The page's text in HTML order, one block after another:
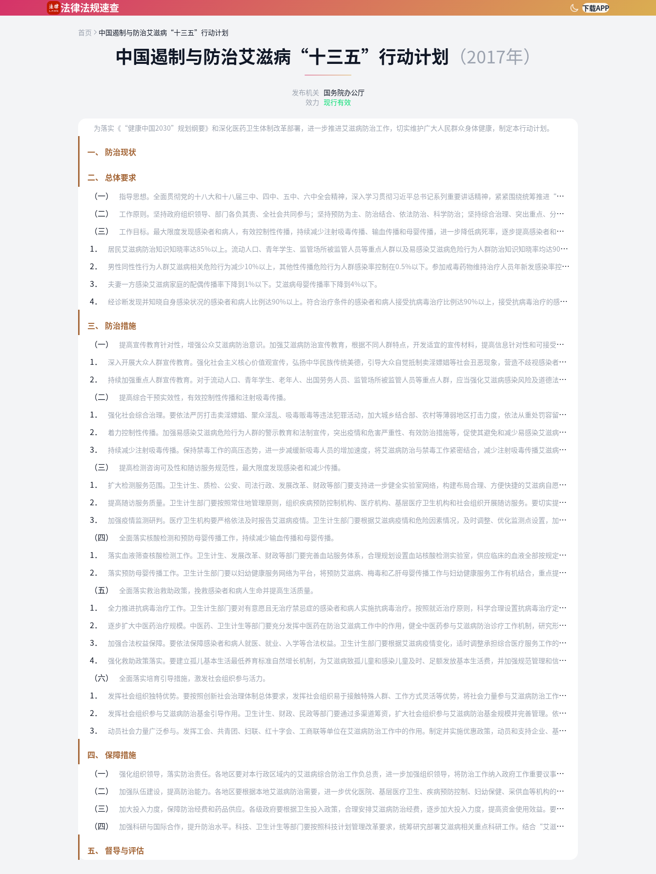
法律法规速查 下载APP
首页 中国遏制与防治艾滋病“十三五”行动计划
中国遏制与防治艾滋病“十三五”行动计划 （2017年）
发布机关 国务院办公厅
效力 现行有效
为落实《“健康中国2030”规划纲要》和深化医药卫生体制改革部署，进一步推进艾滋病防治工作，切实维护广大人民群众身体健康，制定本行动计划。
一、 防治现状
二、 总体要求
（一）
指导思想。全面贯彻党的十八大和十八届三中、四中、五中、六中全会精神，深入学习贯彻习近平总书记系列重要讲话精神，紧紧围绕统筹推进“五位一体”总体布局和协调推进“四…
（二） 工作原则。坚持政府组织领导、部门各负其责、全社会共同参与；坚持预防为主、防治结合、依法防治、科学防治；坚持综合治理、突出重点、分类指导。
（三） 工作目标。最大限度发现感染者和病人，有效控制性传播，持续减少注射吸毒传播、输血传播和母婴传播，进一步降低病死率，逐步提高感染者和病人生存质量，不断减少社会歧视，…
1． 居民艾滋病防治知识知晓率达85%以上。流动人口、青年学生、监管场所被监管人员等重点人群以及易感染艾滋病危险行为人群防治知识知晓率均达90%以上。
2． 男性同性性行为人群艾滋病相关危险行为减少10%以上，其他性传播危险行为人群感染率控制在0.5%以下。参加戒毒药物维持治疗人员年新发感染率控制在0.3%以下。
3． 夫妻一方感染艾滋病家庭的配偶传播率下降到1%以下。艾滋病母婴传播率下降到4%以下。
4． 经诊断发现并知晓自身感染状况的感染者和病人比例达90%以上。符合治疗条件的感染者和病人接受抗病毒治疗比例达90%以上，接受抗病毒治疗的感染者和病人治疗成功率达9…
三、 防治措施
（一）
提高宣传教育针对性，增强公众艾滋病防治意识。加强艾滋病防治宣传教育，根据不同人群特点，开发适宜的宣传材料，提高信息针对性和可接受性。充分发挥社会公众人物影响和互…
1． 深入开展大众人群宣传教育。强化社会主义核心价值观宣传，弘扬中华民族传统美德，引导大众自觉抵制卖淫嫖娼等社会丑恶现象，营造不歧视感染者和病人的社会氛围。宣传、网信…
2． 持续加强重点人群宣传教育。对于流动人口、青年学生、老年人、出国劳务人员、监管场所被监管人员等重点人群，应当强化艾滋病感染风险及道德法治教育，提高自我防护能力，避…
（二） 提高综合干预实效性，有效控制性传播和注射吸毒传播。
1． 强化社会综合治理。要依法严厉打击卖淫嫖娼、聚众淫乱、吸毒贩毒等违法犯罪活动，加大城乡结合部、农村等薄弱地区打击力度，依法从重处罚容留与艾滋病传播危险行为相关活动…
2． 着力控制性传播。加强易感染艾滋病危险行为人群的警示教育和法制宣传，突出疫情和危害严重性、有效防治措施等，促使其避免和减少易感染艾滋病危险行为。工商、质检、旅游、…
3． 持续减少注射吸毒传播。保持禁毒工作的高压态势，进一步减缓新吸毒人员的增加速度，将艾滋病防治与禁毒工作紧密结合，减少注射吸毒传播艾滋病。公安、卫生计生、司法行政、…
（三） 提高检测咨询可及性和随访服务规范性，最大限度发现感染者和减少传播。
1． 扩大检测服务范围。卫生计生、质检、公安、司法行政、发展改革、财政等部门要支持进一步健全实验室网络，构建布局合理、方便快捷的艾滋病自愿咨询检测网络，根据需要设置艾…
2． 提高随访服务质量。卫生计生部门要按照常住地管理原则，组织疾病预防控制机构、医疗机构、基层医疗卫生机构和社会组织开展随访服务。要切实提高首次随访工作质量，强化对感…
3． 加强疫情监测研判。医疗卫生机构要严格依法及时报告艾滋病疫情。卫生计生部门要根据艾滋病疫情和危险因素情况，及时调整、优化监测点设置，加强数据收集，提高监测数据质量…
（四） 全面落实核酸检测和预防母婴传播工作，持续减少输血传播和母婴传播。
1． 落实血液筛查核酸检测工作。卫生计生、发展改革、财政等部门要完善血站服务体系，合理规划设置血站核酸检测实验室，供应临床的血液全部按规定经过艾滋病病毒、乙肝病毒、丙…
2． 落实预防母婴传播工作。卫生计生部门要以妇幼健康服务网络为平台，将预防艾滋病、梅毒和乙肝母婴传播工作与妇幼健康服务工作有机结合，重点提高经济发展落后、偏远、少数民…
（五） 全面落实救治救助政策，挽救感染者和病人生命并提高生活质量。
1． 全力推进抗病毒治疗工作。卫生计生部门要对有意愿且无治疗禁忌症的感染者和病人实施抗病毒治疗。按照就近治疗原则，科学合理设置抗病毒治疗定点医疗机构，优化艾滋病检测、…
2． 逐步扩大中医药治疗规模。中医药、卫生计生等部门要充分发挥中医药在防治艾滋病工作中的作用，健全中医药参与艾滋病防治诊疗工作机制，研究形成中西医综合治疗方案，扩大中…
3． 加强合法权益保障。要依法保障感染者和病人就医、就业、入学等合法权益。卫生计生部门要根据艾滋病疫情变化，适时调整承担综合医疗服务工作的定点医疗机构。疫情严重地区要…
4． 强化救助政策落实。要建立孤儿基本生活最低养育标准自然增长机制，为艾滋病致孤儿童和感染儿童及时、足额发放基本生活费，并加强规范管理和信息化建设，鼓励有条件地区为受…
（六） 全面落实培育引导措施，激发社会组织参与活力。
1． 发挥社会组织独特优势。要按照创新社会治理体制总体要求，发挥社会组织易于接触特殊人群、工作方式灵活等优势，将社会力量参与艾滋病防治工作纳入整体防治工作计划。卫生计…
2． 发挥社会组织参与艾滋病防治基金引导作用。卫生计生、财政、民政等部门要通过多渠道筹资，扩大社会组织参与艾滋病防治基金规模并完善管理。依据公平、公开、公正原则，通过…
3． 动员社会力量广泛参与。发挥工会、共青团、妇联、红十字会、工商联等单位在艾滋病防治工作中的作用。制定并实施优惠政策，动员和支持企业、基金会、有关组织和志愿者开展与…
四、 保障措施
（一）
强化组织领导，落实防治责任。各地区要对本行政区域内的艾滋病综合防治工作负总责，进一步加强组织领导，将防治工作纳入政府工作重要议事日程和考核内容，制定符合本地区疫…
（二） 加强队伍建设，提高防治能力。各地区要根据本地艾滋病防治需要，进一步优化医院、基层医疗卫生、疾病预防控制、妇幼保健、采供血等机构的职责分工和衔接机制，提高整体防治…
（三） 加大投入力度，保障防治经费和药品供应。各级政府要根据卫生投入政策，合理安排艾滋病防治经费，逐步加大投入力度，提高资金使用效益。要探索通过政府购买服务等方式支持开…
（四） 加强科研与国际合作，提升防治水平。科技、卫生计生等部门要按照科技计划管理改革要求，统筹研究部署艾滋病相关重点科研工作。结合“艾滋病和病毒性肝炎等重大传染病防治”…
五、 督导与评估